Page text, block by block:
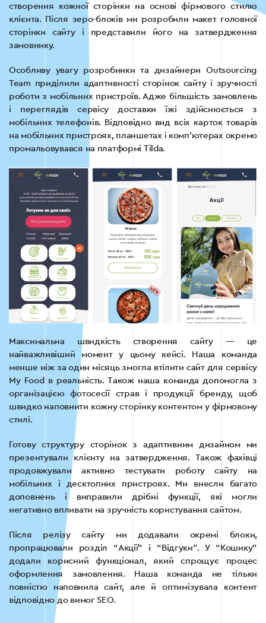
створення кожної сторінки на основі фірмового стилю
клієнта. Після зеро-блоків ми розробили макет головної
сторінки сайту і представили його на затвердження
замовнику.
Особливу увагу розробники та дизайнери Outsourcing
Team приділили адаптивності сторінок сайту і зручності
роботи з мобільних пристроїв. Адже більшість замовлень
і переглядів сервісу доставки їжі здійснюється з
мобільних телефонів. Відповідно вид всіх карток товарів
на мобільних пристроях, планшетах і комп’ютерах окремо
промальовувався на платформі Tilda.
Максимальна швидкість створення сайту — це
найважливіший момент у цьому кейсі. Наша команда
менше ніж за один місяць змогла втілити сайт для сервісу
My Food в реальність. Також наша команда допомогла з
організацією фотосесії страв і продукції бренду, щоб
швидко наповнити кожну сторінку контентом у фірмовому
стилі.
Готову структуру сторінок з адаптивним дизайном ми
презентували клієнту на затвердження. Також фахівці
продовжували активно тестувати роботу сайту на
мобільних і десктопних пристроях. Ми внесли багато
доповнень і виправили дрібні функції, які могли
негативно впливати на зручність користування сайтом.
Після релізу сайту ми додавали окремі блоки,
пропрацювали розділ “Акції” і “Відгуки”. У “Кошику”
додали корисний функціонал, який спрощує процес
оформлення замовлення. Наша команда не тільки
повністю наповнила сайт, але й оптимізувала контент
відповідно до вимог SEO.